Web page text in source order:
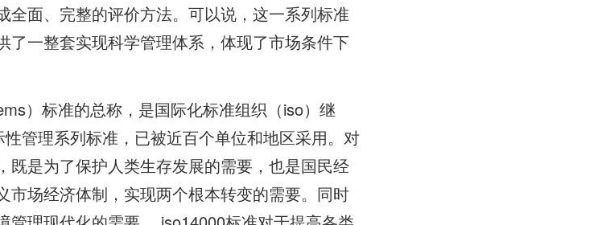
全面、完整的评价方法。可以说，这一系列标准
了一整套实现科学管理体系，体现了市场条件下
）标准的总称，是国际化标准组织（iso）继
管理系列标准，已被近百个单位和地区采用。对
既是为了保护人类生存发展的需要，也是国民经
市场经济体制，实现两个根本转变的需要。同时